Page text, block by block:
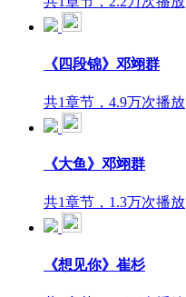
《四段锦》邓翊群
共1章节，4.9万次播放
《大鱼》邓翊群
共1章节，1.3万次播放
《想见你》崔杉